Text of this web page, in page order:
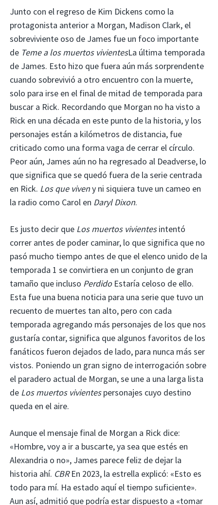
Junto con el regreso de Kim Dickens como la
protagonista anterior a Morgan, Madison Clark, el
sobreviviente oso de James fue un foco importante
de Teme a los muertos vivientesLa última temporada
de James. Esto hizo que fuera aún más sorprendente
cuando sobrevivió a otro encuentro con la muerte,
solo para irse en el final de mitad de temporada para
buscar a Rick. Recordando que Morgan no ha visto a
Rick en una década en este punto de la historia, y los
personajes están a kilómetros de distancia, fue
criticado como una forma vaga de cerrar el círculo.
Peor aún, James aún no ha regresado al Deadverse, lo
que significa que se quedó fuera de la serie centrada
en Rick. Los que viveny ni siquiera tuve un cameo en
la radio como Carol en Daryl Dixon.
Es justo decir que Los muertos vivientesintentó
correr antes de poder caminar, lo que significa que no
pasó mucho tiempo antes de que el elenco unido de la
temporada 1 se convirtiera en un conjunto de gran
tamaño que incluso PerdidoEstaría celoso de ello.
Esta fue una buena noticia para una serie que tuvo un
recuento de muertes tan alto, pero con cada
temporada agregando más personajes de los que nos
gustaría contar, significa que algunos favoritos de los
fanáticos fueron dejados de lado, para nunca más ser
vistos. Poniendo un gran signo de interrogación sobre
el paradero actual de Morgan, se une a una larga lista
de Los muertos vivientespersonajes cuyo destino
queda en el aire.
Aunque el mensaje final de Morgan a Rick dice:
«Hombre, voy a ir a buscarte, ya sea que estés en
Alexandria o no», James parece feliz de dejar la
historia ahí. CBREn 2023, la estrella explicó: «Esto es
todo para mí. Ha estado aquí el tiempo suficiente».
Aun así, admitió que podría estar dispuesto a «tomar